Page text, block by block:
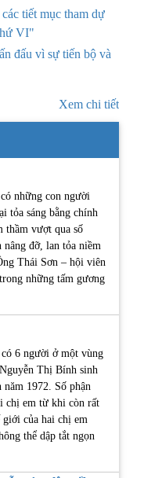
tiết mục tham dự
VI"
đấu vì sự tiến bộ và
Xem chi tiết
những con người
tỏa sáng bằng chính
thầm vượt qua số
đỡ, lan tỏa niềm
Thái Sơn – hội viên
những tấm gương
6 người ở một vùng
Thị Bính sinh
1972. Số phận
chị em từ khi còn rất
giới của hai chị em
thể dập tắt ngọn